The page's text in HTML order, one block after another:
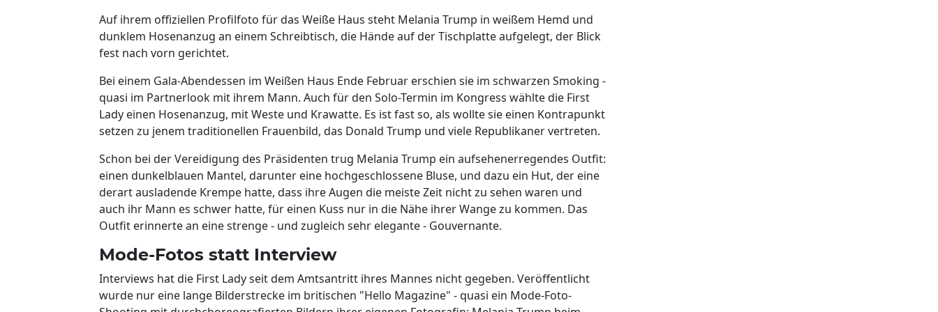
Auf ihrem offiziellen Profilfoto für das Weiße Haus steht Melania Trump in weißem Hemd und
dunklem Hosenanzug an einem Schreibtisch, die Hände auf der Tischplatte aufgelegt, der Blick
fest nach vorn gerichtet.
Bei einem Gala-Abendessen im Weißen Haus Ende Februar erschien sie im schwarzen Smoking -
quasi im Partnerlook mit ihrem Mann. Auch für den Solo-Termin im Kongress wählte die First
Lady einen Hosenanzug, mit Weste und Krawatte. Es ist fast so, als wollte sie einen Kontrapunkt
setzen zu jenem traditionellen Frauenbild, das Donald Trump und viele Republikaner vertreten.
Schon bei der Vereidigung des Präsidenten trug Melania Trump ein aufsehenerregendes Outfit:
einen dunkelblauen Mantel, darunter eine hochgeschlossene Bluse, und dazu ein Hut, der eine
derart ausladende Krempe hatte, dass ihre Augen die meiste Zeit nicht zu sehen waren und
auch ihr Mann es schwer hatte, für einen Kuss nur in die Nähe ihrer Wange zu kommen. Das
Outfit erinnerte an eine strenge - und zugleich sehr elegante - Gouvernante.
Mode-Fotos statt Interview
Interviews hat die First Lady seit dem Amtsantritt ihres Mannes nicht gegeben. Veröffentlicht
wurde nur eine lange Bilderstrecke im britischen "Hello Magazine" - quasi ein Mode-Foto-